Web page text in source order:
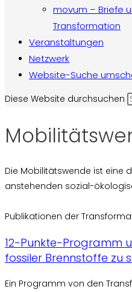
movum – Briefe
Transformation
Veranstaltungen
Netzwerk
Website-Suche
Diese Website durchsuchen
Die Mobilitätswende ist eine
anstehenden sozial-
Publikationen der
12-Punkte-Programm
fossiler Brennstoffe zu
Ein Programm von den